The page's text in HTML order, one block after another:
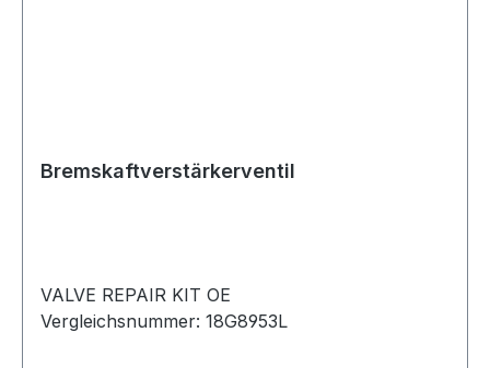
Bremskaftverstärkerventil
VALVE REPAIR KIT OE
Vergleichsnummer: 18G8953L